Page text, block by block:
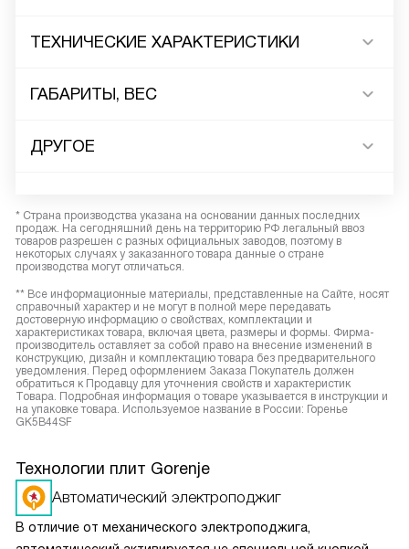
ТЕХНИЧЕСКИЕ ХАРАКТЕРИСТИКИ
ГАБАРИТЫ, ВЕС
ДРУГОЕ
* Страна производства указана на основании данных последних
продаж. На сегодняшний день на территорию РФ легальный ввоз
товаров разрешен с разных официальных заводов, поэтому в
некоторых случаях у заказанного товара данные о стране
производства могут отличаться.
** Все информационные материалы, представленные на Сайте, носят
справочный характер и не могут в полной мере передавать
достоверную информацию о свойствах, комплектации и
характеристиках товара, включая цвета, размеры и формы. Фирма-
производитель оставляет за собой право на внесение изменений в
конструкцию, дизайн и комплектацию товара без предварительного
уведомления. Перед оформлением Заказа Покупатель должен
обратиться к Продавцу для уточнения свойств и характеристик
Товара. Подробная информация о товаре указывается в инструкции и
на упаковке товара. Используемое название в России: Горенье
GK5B44SF
Технологии плит Gorenje
Автоматический электроподжиг
В отличие от механического электроподжига,